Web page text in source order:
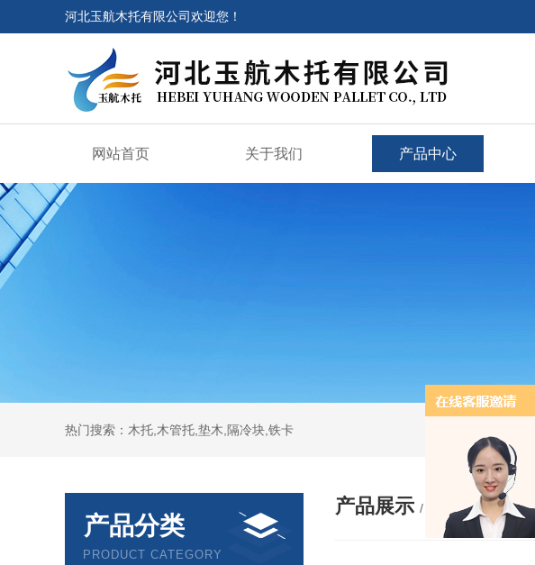
河北玉航木托有限公司欢迎您！
网站首页 关于我们 产品中心
热门搜索：木托,木管托,垫木,隔冷块,铁卡
产品分类
PRODUCT CATEGORY
产品展示 / PRODUCTS